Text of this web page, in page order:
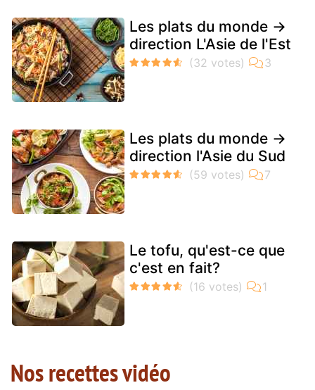
Les plats du monde →
direction L'Asie de l'Est
Les plats du monde →
direction l'Asie du Sud
Le tofu, qu'est-ce que
c'est en fait?
Nos recettes vidéo